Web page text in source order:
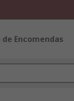
Encomendas